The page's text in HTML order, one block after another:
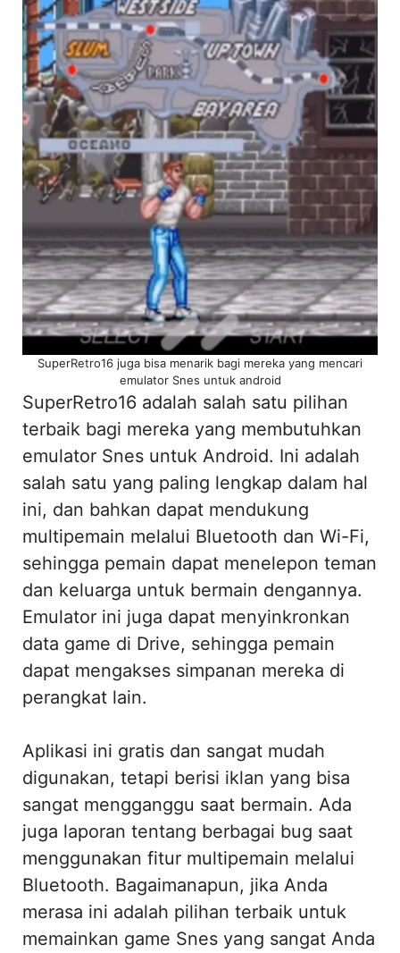
SuperRetro16 juga bisa menarik bagi mereka yang mencari
emulator Snes untuk android
SuperRetro16 adalah salah satu pilihan
terbaik bagi mereka yang membutuhkan
emulator Snes untuk Android. Ini adalah
salah satu yang paling lengkap dalam hal
ini, dan bahkan dapat mendukung
multipemain melalui Bluetooth dan Wi-Fi,
sehingga pemain dapat menelepon teman
dan keluarga untuk bermain dengannya.
Emulator ini juga dapat menyinkronkan
data game di Drive, sehingga pemain
dapat mengakses simpanan mereka di
perangkat lain.
Aplikasi ini gratis dan sangat mudah
digunakan, tetapi berisi iklan yang bisa
sangat mengganggu saat bermain. Ada
juga laporan tentang berbagai bug saat
menggunakan fitur multipemain melalui
Bluetooth. Bagaimanapun, jika Anda
merasa ini adalah pilihan terbaik untuk
memainkan game Snes yang sangat Anda